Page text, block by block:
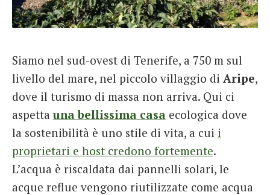
Siamo nel sud-ovest di Tenerife, a 750 m sul
livello del mare, nel piccolo villaggio di Aripe,
dove il turismo di massa non arriva. Qui ci
aspetta una bellissima casa ecologica dove
la sostenibilità è uno stile di vita, a cui i
proprietari e host credono fortemente.
L’acqua è riscaldata dai pannelli solari, le
acque reflue vengono riutilizzate come acqua